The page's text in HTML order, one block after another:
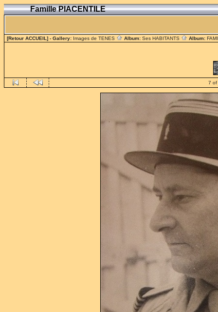
Famille PIACENTILE
[Retour ACCUEIL] - Gallery: Images de TENES Album: Ses HABITANTS Album:
7 of